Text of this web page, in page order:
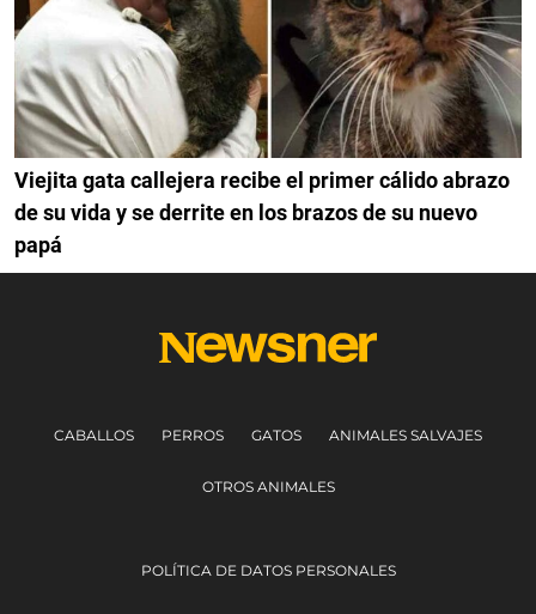
Viejita gata callejera recibe el primer cálido abrazo
de su vida y se derrite en los brazos de su nuevo
papá
CABALLOS PERROS GATOS ANIMALES SALVAJES
OTROS ANIMALES
POLÍTICA DE DATOS PERSONALES